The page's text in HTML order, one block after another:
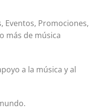
Eventos, Promociones,
más de música
a la música y al